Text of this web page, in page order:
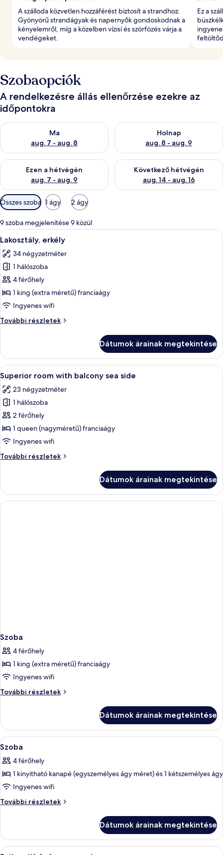
A szálloda közvetlen hozzáférést biztosít a strandhoz.
Gyönyörű strandágyak és napernyők gondoskodnak a
kényelemről, míg a közelben vízisí és szörfözés várja a
vendégeket.
Ez a
Szobaopciók
A rendelkezésre állás ellenőrzése ezekre az
időpontokra
Ma
aug. 7 - aug. 8
A ma esti rendelkezésre állás ellenőrzése: aug. 7 - aug. 8
Holnap
aug. 8 - aug. 9
A holnapi rendelkezésre állás
Ezen a hétvégén
aug. 7 - aug. 9
A mostani hétvégi rendelkezésre állás ellenőrzése: aug. 7 -
Következő hétvégén
aug. 14 - aug. 16
A következő hétvégi
Szobákhoz
rendelkezésre
álló
szűrők
Összes szoba 1 ágy 2 ágy
9 szoba megjelenítése 9 közül
A
következő
szoba
összes
képének
megtekintése:
Lakosztály,
Egy modern nappali, melyben van
7
Lakosztály, erkély
34 négyzetméter
1 hálószoba
4 férőhely
1 king (extra méretű) franciaágy
Ingyenes wifi
További részletek
Lakosztály,
Dátumok árainak megtekintése
A
következő
szoba
összes
képének
megtekintése:
Superior
with
side
Egy modern szállodai szoba,
5
Superior room with balcony sea side
23 négyzetméter
1 hálószoba
2 férőhely
1 queen (nagyméretű) franciaágy
Ingyenes wifi
További részletek
Superior
sea
side
további
Dátumok árainak megtekintése
Szoba
4 férőhely
1 king (extra méretű) franciaágy
Ingyenes wifi
További részletek
Szoba
Dátumok árainak megtekintése
A
következő
szoba
összes
képének
megtekintése:
Egy szállodai szoba, amelyben
1
Szoba
4 férőhely
1 kinyitható kanapé (egyszemélyes ágy méret) és 1 kétszemélyes ágy
Ingyenes wifi
További részletek
Szoba
Dátumok árainak megtekintése
A Egy szállodai szoba, amelyben egy